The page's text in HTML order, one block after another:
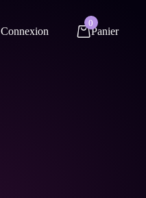
Connexion
0
Panier